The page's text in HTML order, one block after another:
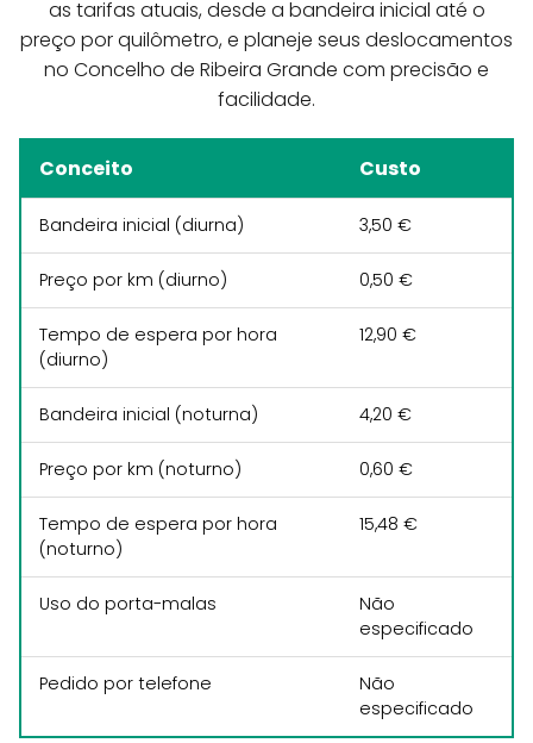
as tarifas atuais, desde a bandeira inicial até o
preço por quilômetro, e planeje seus deslocamentos
no Concelho de Ribeira Grande com precisão e
facilidade.
Conceito Custo
Bandeira inicial (diurna) 3,50 €
Preço por km (diurno) 0,50 €
Tempo de espera por hora
(diurno)
12,90 €
Bandeira inicial (noturna) 4,20 €
Preço por km (noturno) 0,60 €
Tempo de espera por hora
(noturno)
15,48 €
Uso do porta-malas
Não
especificado
Pedido por telefone
Não
especificado